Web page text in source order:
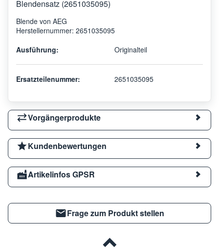
Blendensatz (2651035095)
Blende von AEG
Herstellernummer: 2651035095
Ausführung:
Originalteil
Ersatzteilenummer: 2651035095
Vorgängerprodukte
Kundenbewertungen
Artikelinfos GPSR
Frage zum Produkt stellen